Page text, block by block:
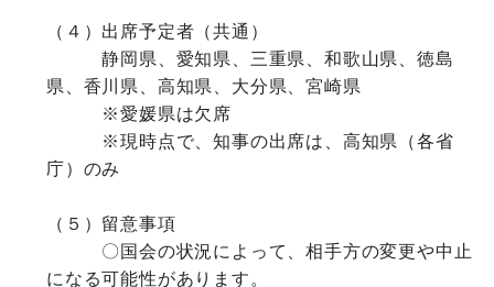
（４）出席予定者（共通）
静岡県、愛知県、三重県、和歌山県、徳島
県、香川県、高知県、大分県、宮崎県
※愛媛県は欠席
※現時点で、知事の出席は、高知県（各省
庁）のみ
（５）留意事項
〇国会の状況によって、相手方の変更や中止
になる可能性があります。